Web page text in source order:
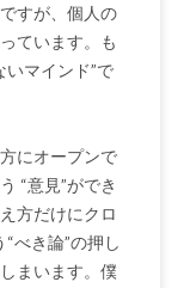
すが、個人の
ています。も
いマインド”で
にオープンで
“意見”ができ
方だけにクロ
べき論”の押し
まいます。僕